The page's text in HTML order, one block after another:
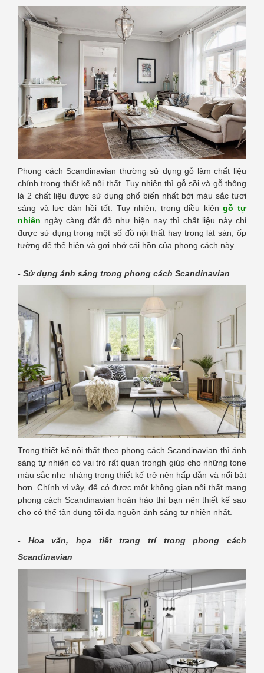
Phong cách Scandinavian thường sử dụng gỗ làm chất liệu
chính trong thiết kế nội thất. Tuy nhiên thì gỗ sồi và gỗ thông
là 2 chất liệu được sử dụng phổ biến nhất bởi màu sắc tươi
sáng và lực đàn hồi tốt. Tuy nhiên, trong điều kiệngỗ tự
nhiên ngày càng đắt đỏ như hiện nay thì chất liệu này chỉ
được sử dụng trong một số đồ nội thất hay trong lát sàn, ốp
tường để thể hiện và gợi nhớ cái hồn của phong cách này.
- Sử dụng ánh sáng trong phong cách Scandinavian
Trong thiết kế nội thất theo phong cách Scandinavian thì ánh
sáng tự nhiên có vai trò rất quan trongh giúp cho những tone
màu sắc nhẹ nhàng trong thiết kế trở nên hấp dẫn và nổi bật
hơn. Chính vì vậy, để có được một không gian nội thất mang
phong cách Scandinavian hoàn hảo thì bạn nên thiết kế sao
cho có thể tận dụng tối đa nguồn ánh sáng tự nhiên nhất.
- Hoa văn, họa tiết trang trí trong phong cách
Scandinavian